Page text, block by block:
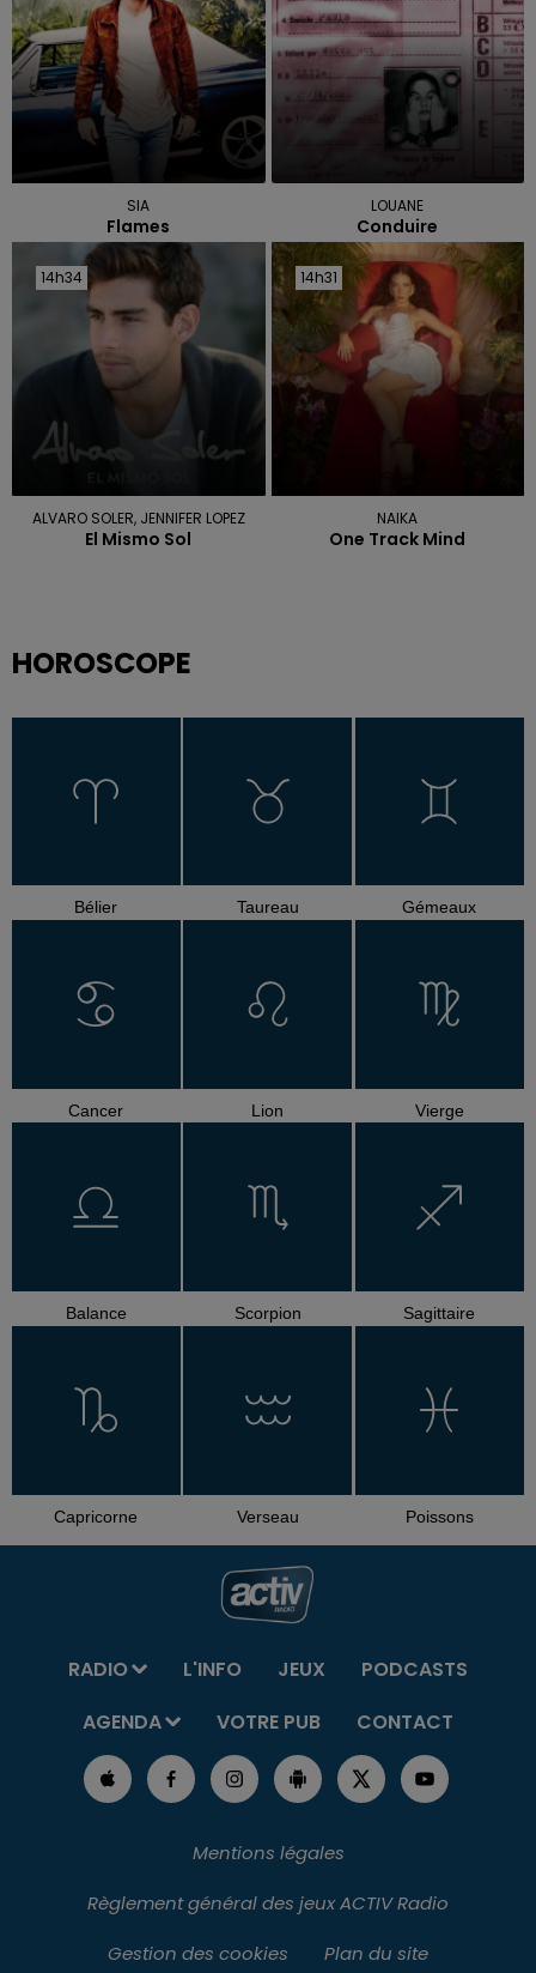
SIA
Flames
LOUANE
Conduire
14h34
14h34
ALVARO SOLER, JENNIFER LOPEZ
El Mismo Sol
14h31
14h31
NAIKA
One Track Mind
HOROSCOPE
Bélier Taureau Gémeaux
Cancer Lion Vierge
Balance Scorpion Sagittaire
Capricorne Verseau Poissons
RADIO L'INFO JEUX
PODCASTS
AGENDA
VOTRE PUB CONTACT
Mentions légales
Règlement général des jeux ACTIV Radio
Gestion des cookies
Plan du site